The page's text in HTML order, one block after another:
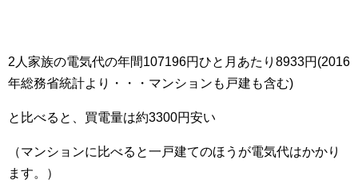
2人家族の電気代の年間107196円ひと月あたり8933円(2016
年総務省統計より・・・マンションも戸建も含む)
と比べると、買電量は約3300円安い
（マンションに比べると一戸建てのほうが電気代はかかり
ます。）